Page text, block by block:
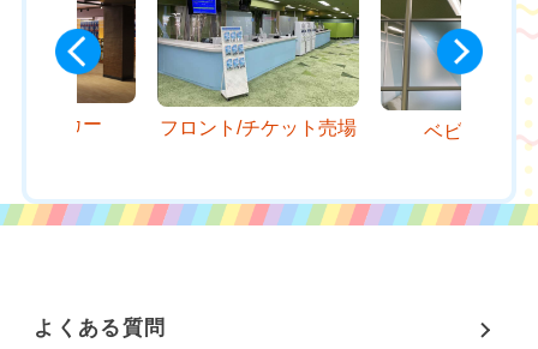
ンロッカー フロント/チケット売場 ベビールーム
よくある質問